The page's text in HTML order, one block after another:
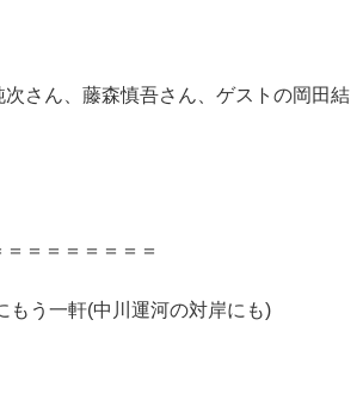
さん、藤森慎吾さん、ゲストの岡田結
＝＝＝＝＝＝＝
もう一軒(中川運河の対岸にも)